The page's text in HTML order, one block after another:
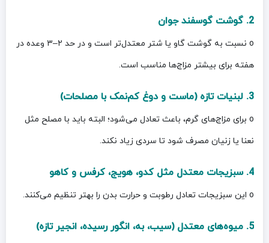
2. گوشت گوسفند جوان
o نسبت به گوشت گاو یا شتر معتدل‌تر است و در حد ۲–۳ وعده در
هفته برای بیشتر مزاج‌ها مناسب است.
3. لبنیات تازه (ماست و دوغ کم‌نمک با مصلحات)
o برای مزاج‌های گرم، باعث تعادل می‌شود؛ البته باید با مصلح مثل
نعنا یا زنیان مصرف شود تا سردی زیاد نکند.
4. سبزیجات معتدل مثل کدو، هویج، کرفس و کاهو
o این سبزیجات تعادل رطوبت و حرارت بدن را بهتر تنظیم می‌کنند.
5. میوه‌های معتدل (سیب، به، انگور رسیده، انجیر تازه)